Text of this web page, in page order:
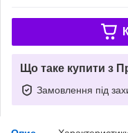
Що таке купити з
Замовлення під